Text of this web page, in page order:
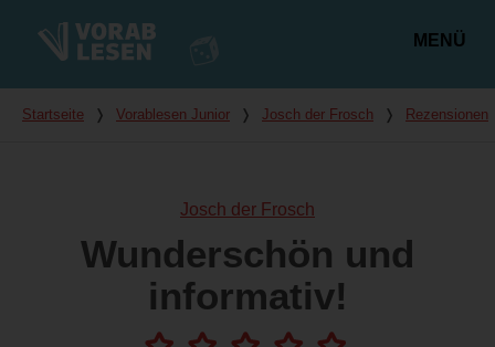
MENÜ
Du bist hier
Startseite ❭ Vorablesen Junior ❭ Josch der Frosch ❭ Rezensionen
Josch der Frosch
Wunderschön und
informativ!